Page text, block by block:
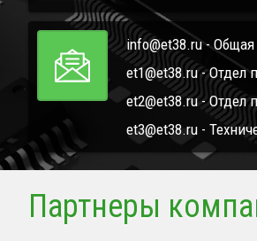
info@et38.ru - Общая
et1@et38.ru - Отдел
et2@et38.ru - Отдел
et3@et38.ru -
Партнеры